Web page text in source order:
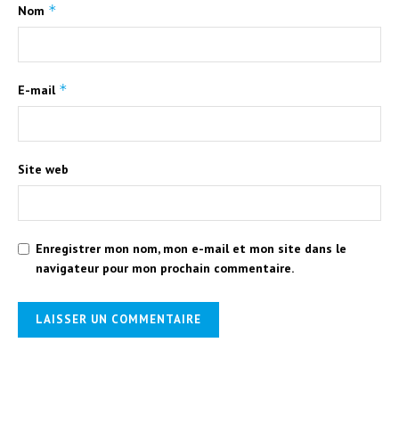
Nom *
E-mail *
Site web
Enregistrer mon nom, mon e-mail et mon site dans le
navigateur pour mon prochain commentaire.